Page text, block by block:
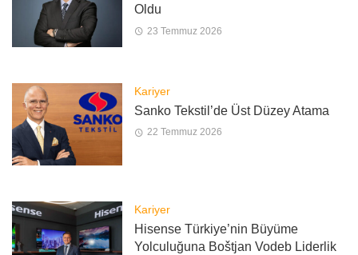
Oldu
23 Temmuz 2026
Kariyer
Sanko Tekstil’de Üst Düzey Atama
22 Temmuz 2026
Kariyer
Hisense Türkiye’nin Büyüme
Yolculuğuna Boštjan Vodeb Liderlik